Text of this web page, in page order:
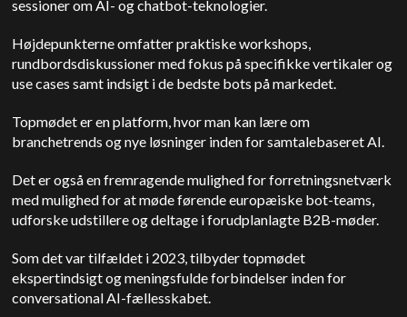
sessioner om AI- og chatbot-teknologier.
Højdepunkterne omfatter praktiske workshops,
rundbordsdiskussioner med fokus på specifikke vertikaler og
use cases samt indsigt i de bedste bots på markedet.
Topmødet er en platform, hvor man kan lære om
branchetrends og nye løsninger inden for samtalebaseret AI.
Det er også en fremragende mulighed for forretningsnetværk
med mulighed for at møde førende europæiske bot-teams,
udforske udstillere og deltage i forudplanlagte B2B-møder.
Som det var tilfældet i 2023, tilbyder topmødet
ekspertindsigt og meningsfulde forbindelser inden for
conversational AI-fællesskabet.